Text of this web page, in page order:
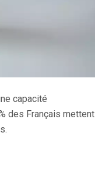
capacité
des Français mettent